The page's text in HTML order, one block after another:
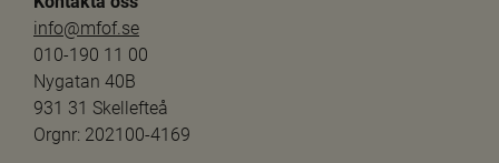
info@mfof.se
010-190 11 00
Nygatan 40B
931 31 Skellefteå
Orgnr: 202100-4169